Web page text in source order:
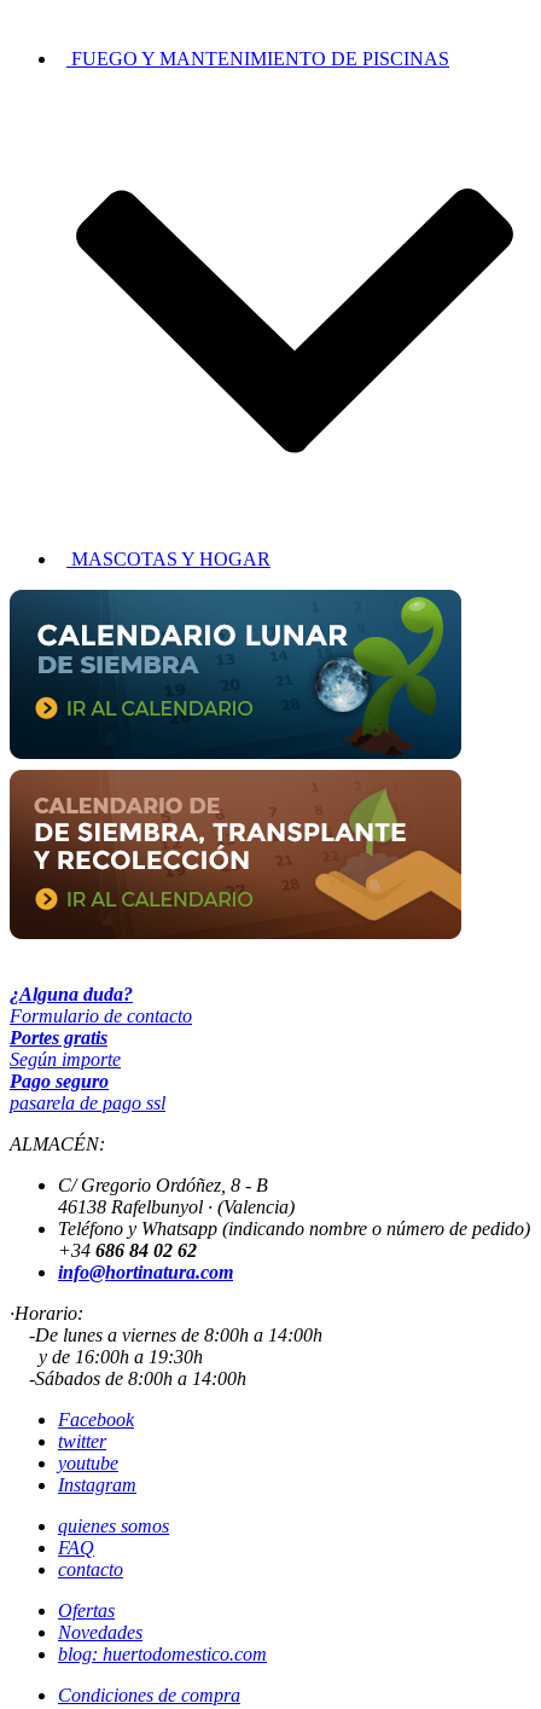
FUEGO Y MANTENIMIENTO DE PISCINAS
MASCOTAS Y HOGAR
¿Alguna duda?
Formulario de contacto
Portes gratis
Según importe
Pago seguro
pasarela de pago ssl
ALMACÉN:
C/ Gregorio Ordóñez, 8 - B
46138 Rafelbunyol · (Valencia)
Teléfono y Whatsapp (indicando nombre o número de pedido)
+34 686 84 02 62
info@hortinatura.com
·Horario:
-De lunes a viernes de 8:00h a 14:00h
y de 16:00h a 19:30h
-Sábados de 8:00h a 14:00h
Facebook
twitter
youtube
Instagram
quienes somos
FAQ
contacto
Ofertas
Novedades
blog: huertodomestico.com
Condiciones de compra